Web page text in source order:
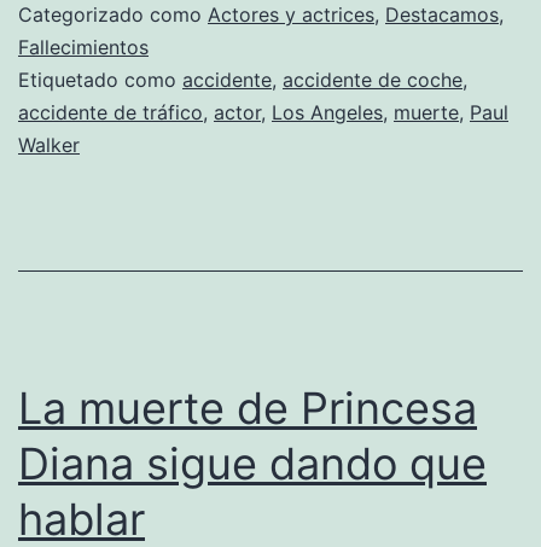
Walker
Categorizado como Actores y actrices, Destacamos,
Fallecimientos
Etiquetado como accidente, accidente de coche,
accidente de tráfico, actor, Los Angeles, muerte, Paul
Walker
La muerte de Princesa
Diana sigue dando que
hablar